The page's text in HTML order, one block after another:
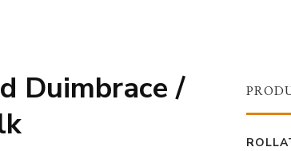
Duimbrace /